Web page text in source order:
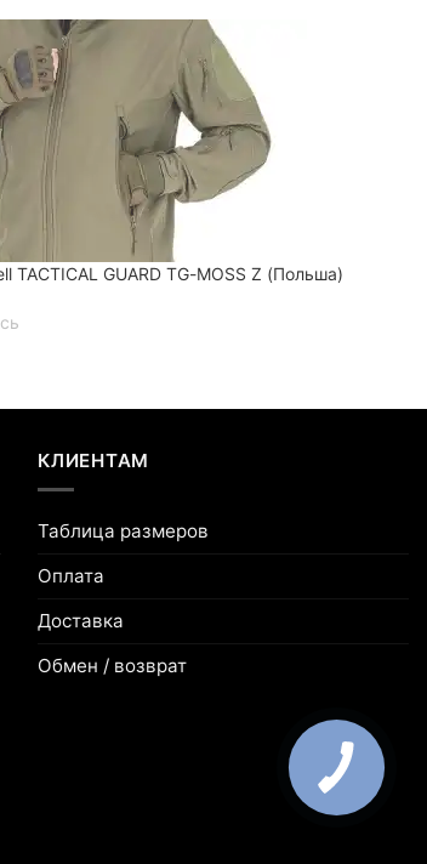
TACTICAL GUARD TG-MOSS Z (Польша)
КЛИЕНТАМ
Таблица размеров
Оплата
Доставка
Обмен / возврат